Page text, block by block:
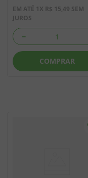
EM ATÉ 1X R$ 15,49 SEM
JUROS
－
COMPRAR